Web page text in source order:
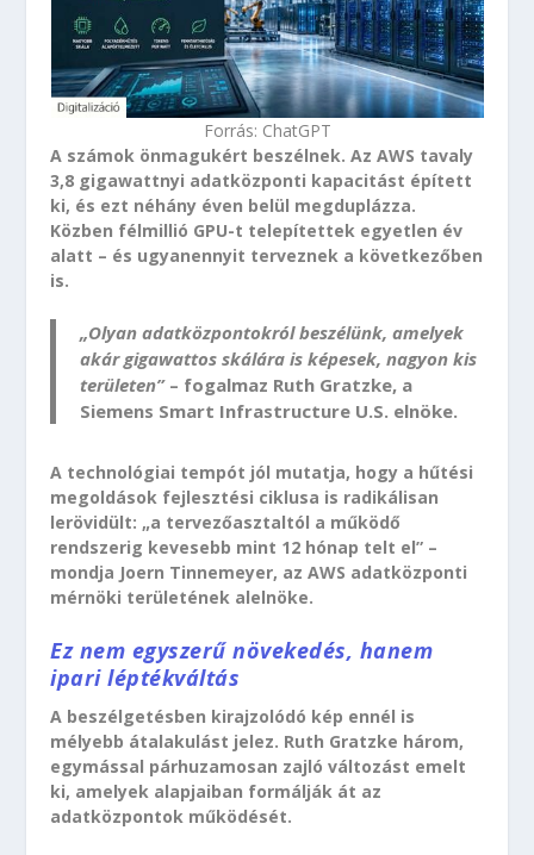
Forrás: ChatGPT
A számok önmagukért beszélnek. Az AWS tavaly
3,8 gigawattnyi adatközponti kapacitást épített
ki, és ezt néhány éven belül megduplázza.
Közben félmillió GPU-t telepítettek egyetlen év
alatt – és ugyanennyit terveznek a következőben
is.
„Olyan adatközpontokról beszélünk, amelyek
akár gigawattos skálára is képesek, nagyon kis
területen” – fogalmaz Ruth Gratzke, a
Siemens Smart Infrastructure U.S. elnöke.
A technológiai tempót jól mutatja, hogy a hűtési
megoldások fejlesztési ciklusa is radikálisan
lerövidült: „a tervezőasztaltól a működő
rendszerig kevesebb mint 12 hónap telt el” –
mondja Joern Tinnemeyer, az AWS adatközponti
mérnöki területének alelnöke.
Ez nem egyszerű növekedés, hanem
ipari léptékváltás
A beszélgetésben kirajzolódó kép ennél is
mélyebb átalakulást jelez. Ruth Gratzke három,
egymással párhuzamosan zajló változást emelt
ki, amelyek alapjaiban formálják át az
adatközpontok működését.